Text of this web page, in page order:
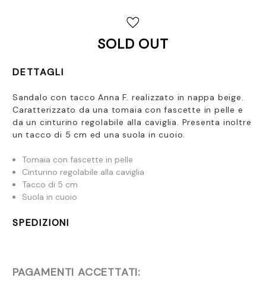
SOLD OUT
DETTAGLI
Sandalo con tacco Anna F. realizzato in nappa beige.
Caratterizzato da una tomaia con fascette in pelle e
da un cinturino regolabile alla caviglia. Presenta inoltre
un tacco di 5 cm ed una suola in cuoio.
Tomaia con fascette in pelle
Cinturino regolabile alla caviglia
Tacco di 5 cm
Suola in cuoio
SPEDIZIONI
PAGAMENTI ACCETTATI: